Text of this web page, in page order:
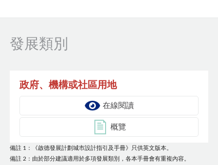
發展類別
政府、機構或社區用地
在線閱讀
概覽
備註 1：《啟德發展計劃城市設計指引及手冊》只供英文版本。
備註 2：由於部分建議適用於多項發展類別，各本手冊會有重複內容。